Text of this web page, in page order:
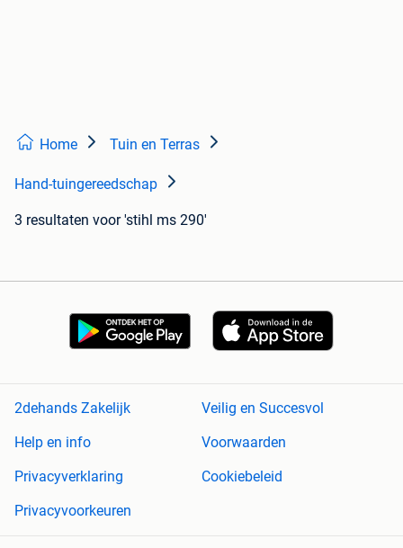
Home Tuin en Terras
Hand-tuingereedschap
3 resultaten voor 'stihl ms 290'
2dehands Zakelijk
Veilig en Succesvol
Help en info
Voorwaarden
Privacyverklaring
Cookiebeleid
Privacyvoorkeuren